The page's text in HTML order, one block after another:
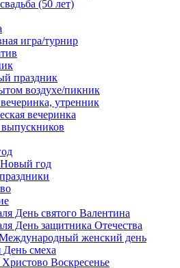
(50 лет)
игра/турнир
праздник
воздухе/пикник
утренник
вечеринка
год
День святого Валентина
День защитника Отечества
женский день
День смеха
Воскресенье